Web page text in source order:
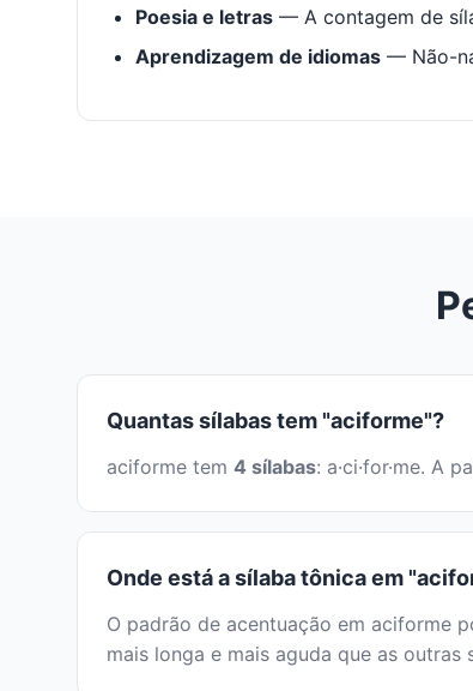
Poesia e letras — A contagem de
Aprendizagem de idiomas — Não-
Quantas sílabas tem "aciforme"?
aciforme tem 4 sílabas: a·ci·for·me. A
Onde está a sílaba tônica em
O padrão de acentuação em aciforme
mais longa e mais aguda que as outras